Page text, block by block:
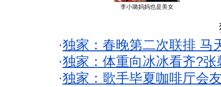
李小璐妈妈也是美女
·独家：春晚第二次联排 马
·独家：体重向冰冰看齐?
·独家：歌手毕夏咖啡厅会